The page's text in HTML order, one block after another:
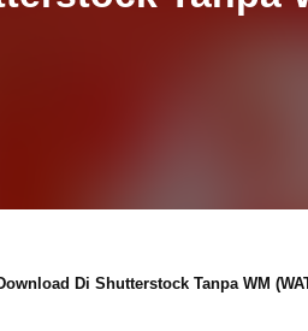
Di Shutterstock Tanpa WM